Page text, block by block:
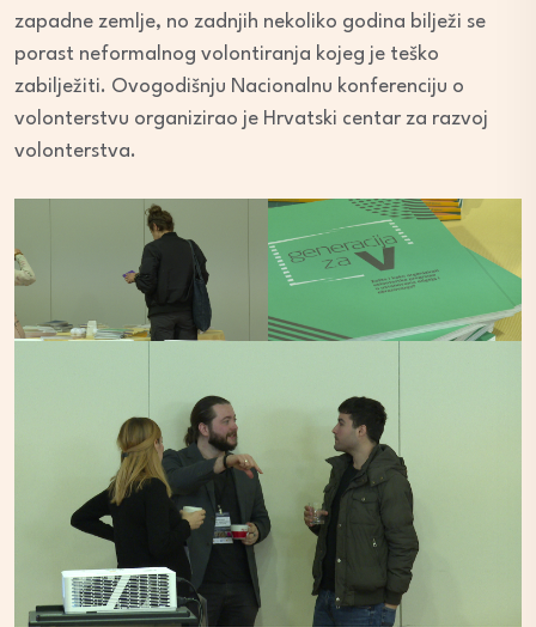
zapadne zemlje, no zadnjih nekoliko godina bilježi se
porast neformalnog volontiranja kojeg je teško
zabilježiti. Ovogodišnju Nacionalnu konferenciju o
volonterstvu organizirao je Hrvatski centar za razvoj
volonterstva.